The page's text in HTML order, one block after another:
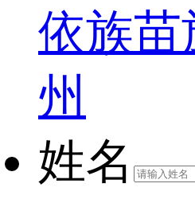
依族苗
州
姓名